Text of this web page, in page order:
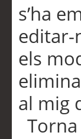
s’ha
editar-
els
al mig
Torna